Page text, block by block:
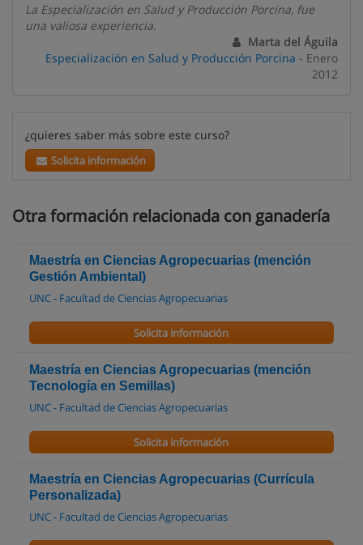
La Especialización en Salud y Producción Porcina, fue
una valiosa experiencia.
Marta del Águila
Especialización en Salud y Producción Porcina - Enero
2012
¿quieres saber más sobre este curso?
Solicita información
Otra formación relacionada con ganadería
Maestría en Ciencias Agropecuarias (mención
Gestión Ambiental)
UNC - Facultad de Ciencias Agropecuarias
Solicita información
Maestría en Ciencias Agropecuarias (mención
Tecnología en Semillas)
UNC - Facultad de Ciencias Agropecuarias
Solicita información
Maestría en Ciencias Agropecuarias (Currícula
Personalizada)
UNC - Facultad de Ciencias Agropecuarias